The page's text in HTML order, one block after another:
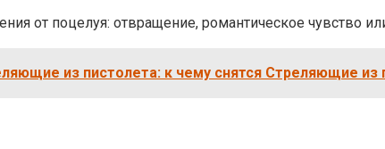
от поцелуя: отвращение, романтическое чувство
из пистолета: к чему снятся Стреляющие